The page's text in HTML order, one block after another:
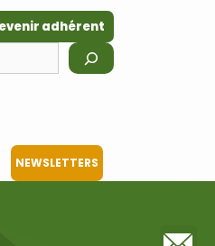
adhérent
NEWSLETTERS